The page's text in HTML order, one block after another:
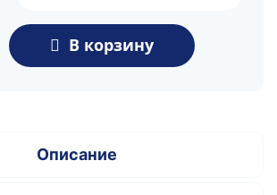
В корзину
Описание